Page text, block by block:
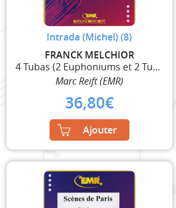
Intrada (Michel) (8)
FRANCK MELCHIOR
4 Tubas (2 Euphoniums et 2 Tubas)
Marc Reift (EMR)
36,80€
Ajouter